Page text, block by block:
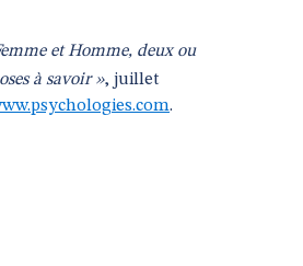
et Homme, deux ou
à savoir », juillet
.